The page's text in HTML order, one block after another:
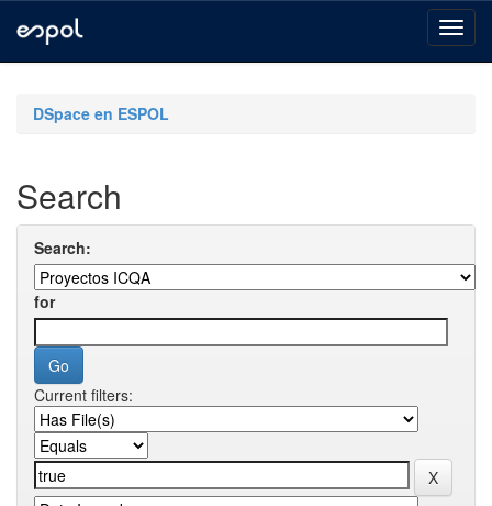
navigationDSpace en ESPOL
Search
Search:
for
Current filters: